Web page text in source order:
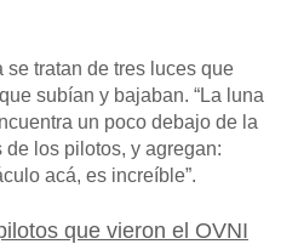
tratan de tres luces que
subían y bajaban. “La luna
un poco debajo de la
de los pilotos, y agregan:
acá, es increíble”.
que vieron el OVNI